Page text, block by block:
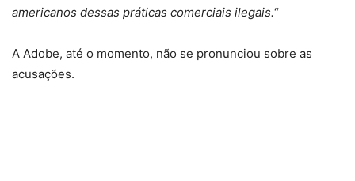
americanos dessas práticas comerciais ilegais.“
A Adobe, até o momento, não se pronunciou sobre as
acusações.